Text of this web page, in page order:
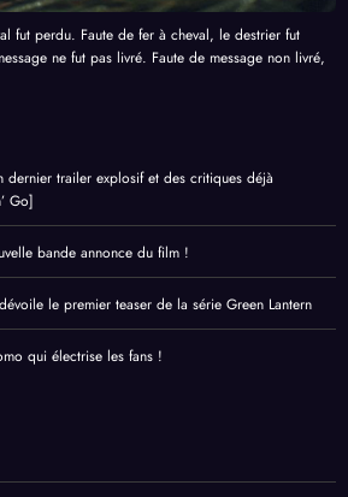
fut perdu. Faute de fer à cheval, le destrier fut
ne fut pas livré. Faute de message non livré,
trailer explosif et des critiques déjà
Go]
bande annonce du film !
le premier teaser de la série Green Lantern
qui électrise les fans !